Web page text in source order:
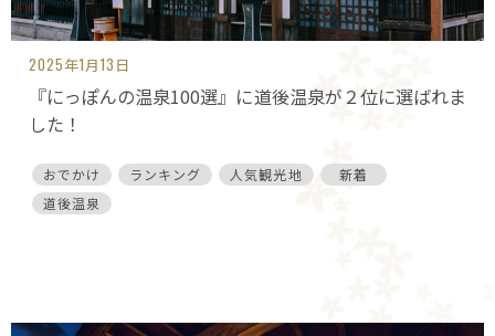
2025年1月13日
『にっぽんの温泉100選』に道後温泉が２位に選ばれま
した！
おでかけ ランキング 人気観光地
新着
道後温泉